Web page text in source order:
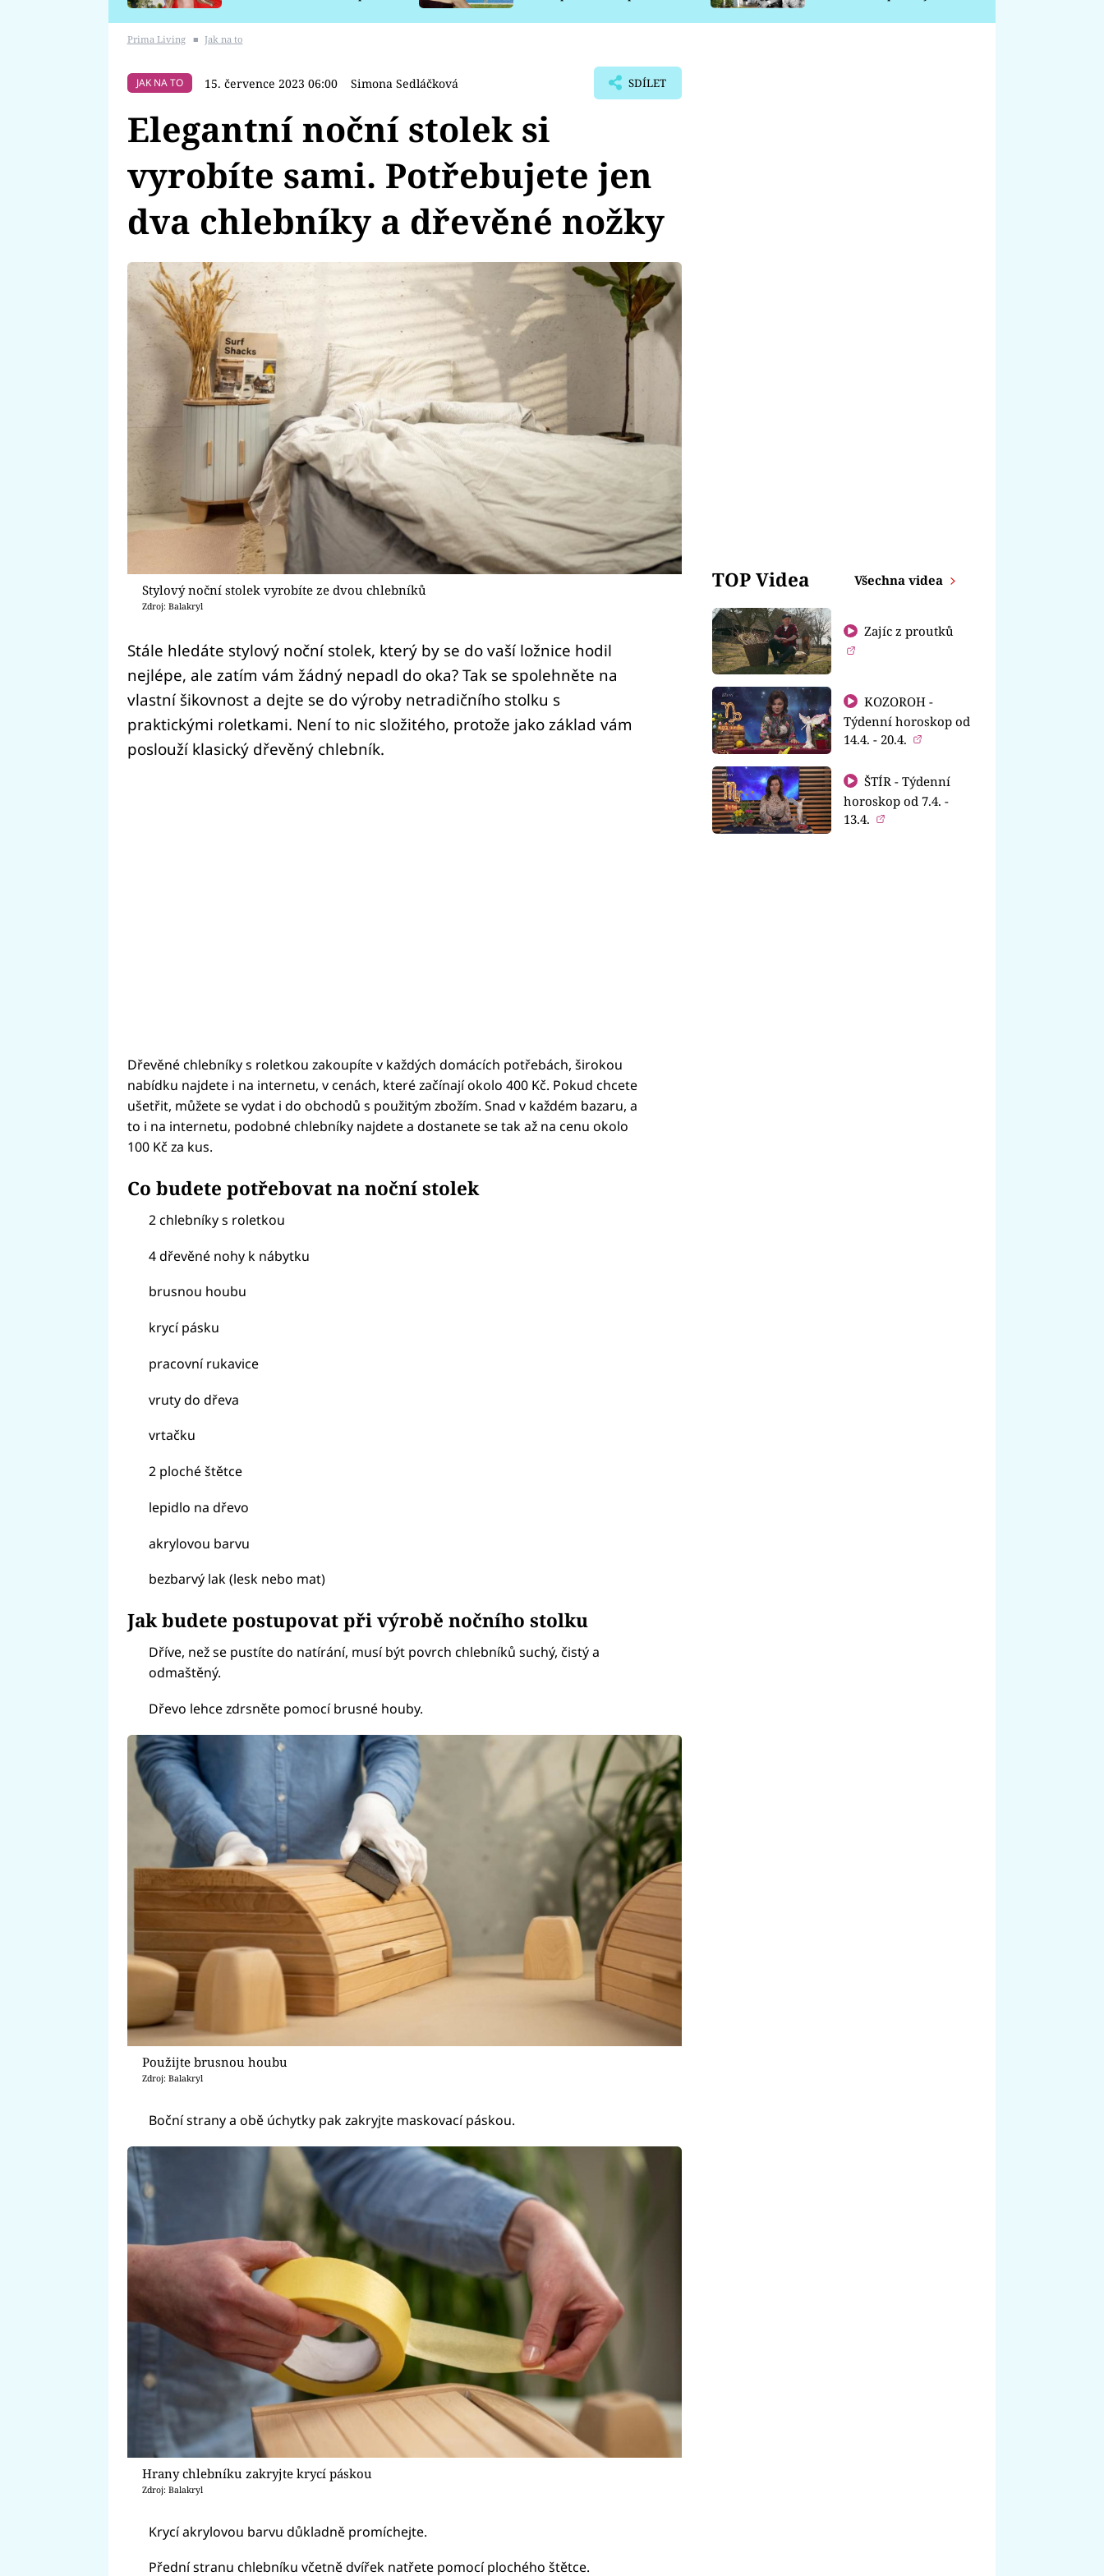
Prima Living ■ Jak na to
JAK NA TO 15. července 2023 06:00 Simona Sedláčková SDÍLET
Elegantní noční stolek si
vyrobíte sami. Potřebujete jen
dva chlebníky a dřevěné nožky
Stylový noční stolek vyrobíte ze dvou chlebníků
Zdroj: Balakryl
Stále hledáte stylový noční stolek, který by se do vaší ložnice hodil
nejlépe, ale zatím vám žádný nepadl do oka? Tak se spolehněte na
vlastní šikovnost a dejte se do výroby netradičního stolku s
praktickými roletkami. Není to nic složitého, protože jako základ vám
poslouží klasický dřevěný chlebník.
Dřevěné chlebníky s roletkou zakoupíte v každých domácích potřebách, širokou
nabídku najdete i na internetu, v cenách, které začínají okolo 400 Kč. Pokud chcete
ušetřit, můžete se vydat i do obchodů s použitým zbožím. Snad v každém bazaru, a
to i na internetu, podobné chlebníky najdete a dostanete se tak až na cenu okolo
100 Kč za kus.
Co budete potřebovat na noční stolek
2 chlebníky s roletkou
4 dřevěné nohy k nábytku
brusnou houbu
krycí pásku
pracovní rukavice
vruty do dřeva
vrtačku
2 ploché štětce
lepidlo na dřevo
akrylovou barvu
bezbarvý lak (lesk nebo mat)
Jak budete postupovat při výrobě nočního stolku
Dříve, než se pustíte do natírání, musí být povrch chlebníků suchý, čistý a
odmaštěný.
Dřevo lehce zdrsněte pomocí brusné houby.
Použijte brusnou houbu
Zdroj: Balakryl
Boční strany a obě úchytky pak zakryjte maskovací páskou.
Hrany chlebníku zakryjte krycí páskou
Zdroj: Balakryl
Krycí akrylovou barvu důkladně promíchejte.
Přední stranu chlebníku včetně dvířek natřete pomocí plochého štětce.
TOP Videa Všechna videa
Zajíc z proutků
KOZOROH -
Týdenní horoskop od
14.4. - 20.4.
ŠTÍR - Týdenní
horoskop od 7.4. -
13.4.